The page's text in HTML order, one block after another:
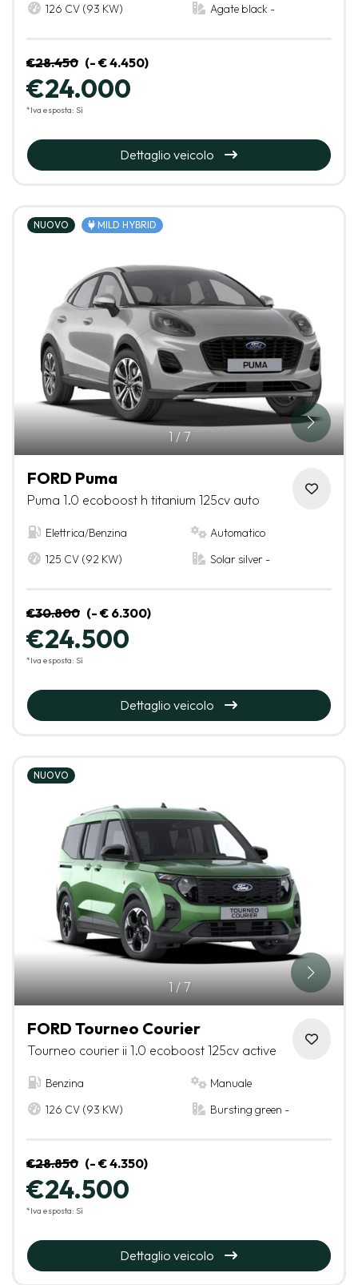
126 CV (93 KW)
Agate black -
€28.450 (- € 4.450)
€24.000
*Iva esposta: Sì
Dettaglio veicolo
1/7
NUOVO MILD HYBRID
FORD Puma
Puma 1.0 ecoboost h titanium 125cv auto
Elettrica/Benzina
Automatico
125 CV (92 KW)
Solar silver -
€30.800 (- € 6.300)
€24.500
*Iva esposta: Sì
Dettaglio veicolo
1/7
NUOVO
FORD Tourneo Courier
Tourneo courier ii 1.0 ecoboost 125cv active
Benzina
Manuale
126 CV (93 KW)
Bursting green -
€28.850 (- € 4.350)
€24.500
*Iva esposta: Sì
Dettaglio veicolo